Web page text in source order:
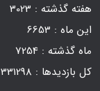
هفته گذشته : 3023
این ماه : 6653
ماه گذشته : 7254
کل بازدیدها : 331298